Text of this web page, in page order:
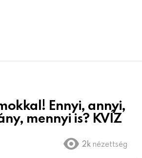
Ennyi, annyi,
mennyi is? KVÍZ
2k nézettség